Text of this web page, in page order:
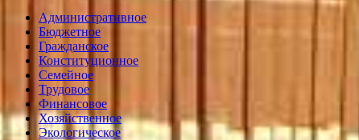
Административное
Бюджетное
Гражданское
Конституционное
Семейное
Трудовое
Финансовое
Хозяйственное
Экологическое